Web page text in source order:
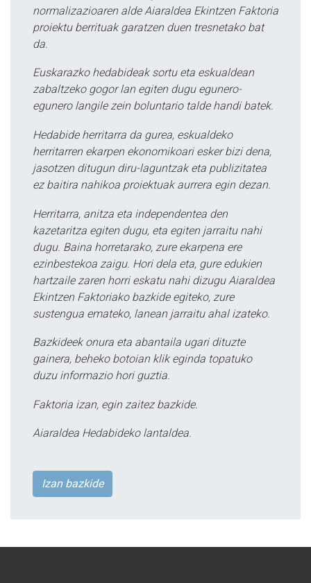
normalizazioaren alde Aiaraldea Ekintzen Faktoria
proiektu berrituak garatzen duen tresnetako bat
da.
Euskarazko hedabideak sortu eta eskualdean
zabaltzeko gogor lan egiten dugu egunero-
egunero langile zein boluntario talde handi batek.
Hedabide herritarra da gurea, eskualdeko
herritarren ekarpen ekonomikoari esker bizi dena,
jasotzen ditugun diru-laguntzak eta publizitatea
ez baitira nahikoa proiektuak aurrera egin dezan.
Herritarra, anitza eta independentea den
kazetaritza egiten dugu, eta egiten jarraitu nahi
dugu. Baina horretarako, zure ekarpena ere
ezinbestekoa zaigu. Hori dela eta, gure edukien
hartzaile zaren horri eskatu nahi dizugu Aiaraldea
Ekintzen Faktoriako bazkide egiteko, zure
sustengua emateko, lanean jarraitu ahal izateko.
Bazkideek onura eta abantaila ugari dituzte
gainera, beheko botoian klik eginda topatuko
duzu informazio hori guztia.
Faktoria izan, egin zaitez bazkide.
Aiaraldea Hedabideko lantaldea.
Izan bazkide